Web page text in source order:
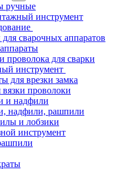
ручные
инструмент
сварочных аппаратов
проволока для сварки
инструмент
для врезки замка
проволоки
и надфили
надфили, рашпили
и лобзики
инструмент